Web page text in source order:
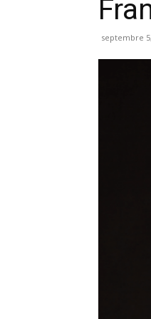
septembre